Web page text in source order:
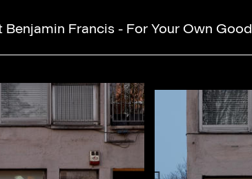
Francis - For Your Own Good